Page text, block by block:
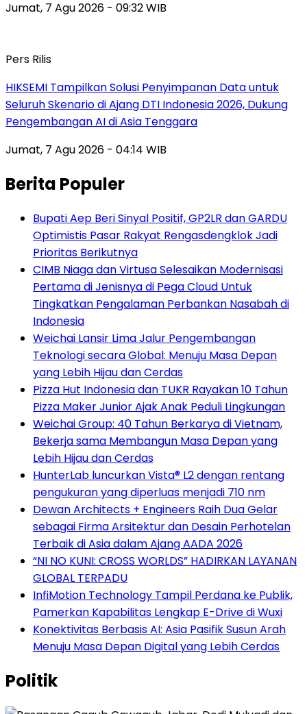
Jumat, 7 Agu 2026 - 09:32 WIB
Pers Rilis
HIKSEMI Tampilkan Solusi Penyimpanan Data untuk
Seluruh Skenario di Ajang DTI Indonesia 2026, Dukung
Pengembangan AI di Asia Tenggara
Jumat, 7 Agu 2026 - 04:14 WIB
Berita Populer
Bupati Aep Beri Sinyal Positif, GP2LR dan GARDU
Optimistis Pasar Rakyat Rengasdengklok Jadi
Prioritas Berikutnya
CIMB Niaga dan Virtusa Selesaikan Modernisasi
Pertama di Jenisnya di Pega Cloud Untuk
Tingkatkan Pengalaman Perbankan Nasabah di
Indonesia
Weichai Lansir Lima Jalur Pengembangan
Teknologi secara Global: Menuju Masa Depan
yang Lebih Hijau dan Cerdas
Pizza Hut Indonesia dan TUKR Rayakan 10 Tahun
Pizza Maker Junior Ajak Anak Peduli Lingkungan
Weichai Group: 40 Tahun Berkarya di Vietnam,
Bekerja sama Membangun Masa Depan yang
Lebih Hijau dan Cerdas
HunterLab luncurkan Vista® L2 dengan rentang
pengukuran yang diperluas menjadi 710 nm
Dewan Architects + Engineers Raih Dua Gelar
sebagai Firma Arsitektur dan Desain Perhotelan
Terbaik di Asia dalam Ajang AADA 2026
“NI NO KUNI: CROSS WORLDS” HADIRKAN LAYANAN
GLOBAL TERPADU
InfiMotion Technology Tampil Perdana ke Publik,
Pamerkan Kapabilitas Lengkap E-Drive di Wuxi
Konektivitas Berbasis AI: Asia Pasifik Susun Arah
Menuju Masa Depan Digital yang Lebih Cerdas
Politik